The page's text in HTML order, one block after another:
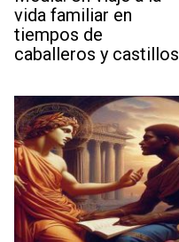
vida familiar en
tiempos de
caballeros y castillos